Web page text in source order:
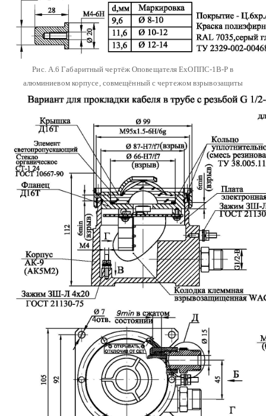
Рис. А.6 Габаритный чертёж Оповещателя ЕхОППС-1В-Р в
алюминиевом корпусе, совмещённый с чертежом взрывозащиты